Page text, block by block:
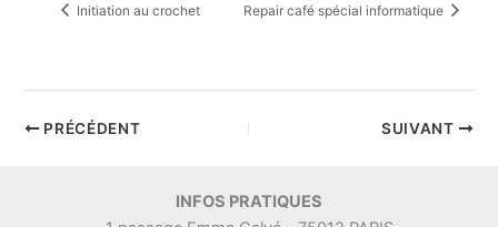
Initiation au crochet Repair café spécial informatique
PRÉCÉDENT SUIVANT
INFOS PRATIQUES